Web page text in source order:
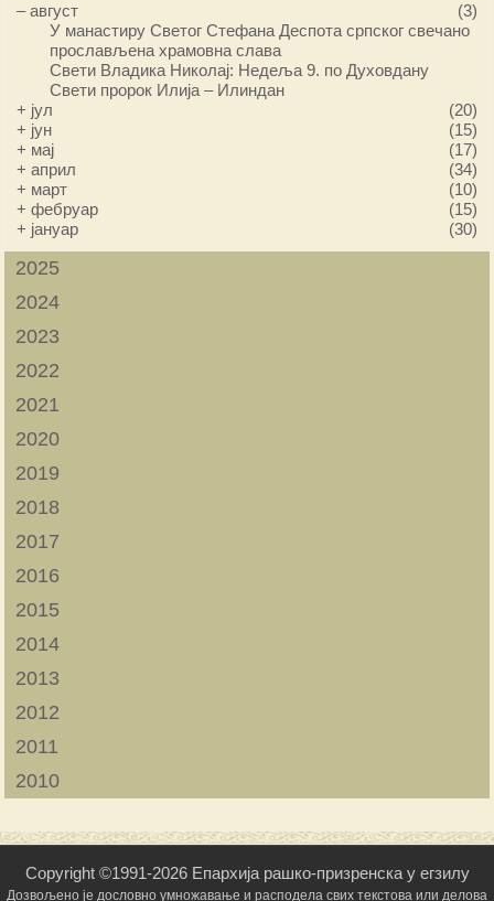
–август
(3)
У манастиру Светог Стефана Деспота српског свечано
прослављена храмовна слава
Свети Владика Николај: Недеља 9. по Духовдану
Свети пророк Илија – Илиндан
+ јул
(20)
+ јун
(15)
+ мај
(17)
+април
(34)
+ март
(10)
+фебруар
(15)
+ јануар (30)
2025
2024
2023
2022
2021
2020
2019
2018
2017
2016
2015
2014
2013
2012
2011
2010
Copyright ©1991-2026 Епархија рашко-призренска у егзилу
Дозвољено је дословно умножавање и расподела свих текстова или делова